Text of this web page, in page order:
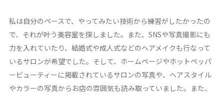
私は自分のペースで、やってみたい技術から練習がしたかったの
で、それが叶う美容室を探しました。また、SNSや写真撮影にも
力を入れていたり、結婚式や成人式などのヘアメイクも行なって
いるサロンが希望でした。そして、ホームページやホットペッパ
ービューティーに掲載されているサロンの写真や、ヘアスタイル
やカラーの写真からお店の雰囲気も読み取っていました。また、